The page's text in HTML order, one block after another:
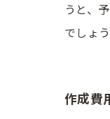
うと、
でしょう
作成費